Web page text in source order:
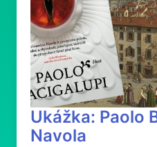
Ukážka: Paolo
Navola